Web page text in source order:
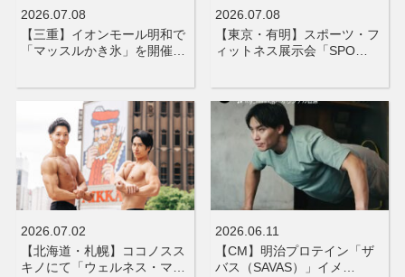
2026.07.08
【三重】イオンモール明和で
「マッスルかき氷」を開催…
2026.07.08
【東京・有明】スポーツ・フ
ィットネス展示会「SPO…
2026.07.02
【北海道・札幌】ココノスス
キノにて「ウェルネス・マ…
2026.06.11
【CM】明治プロテイン「ザ
バス（SAVAS）」イメ…